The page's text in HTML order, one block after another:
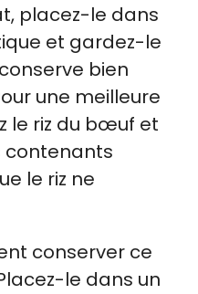
placez-le dans
et gardez-le
bien
une meilleure
le riz du bœuf et
contenants
le riz ne
conserver ce
le dans un